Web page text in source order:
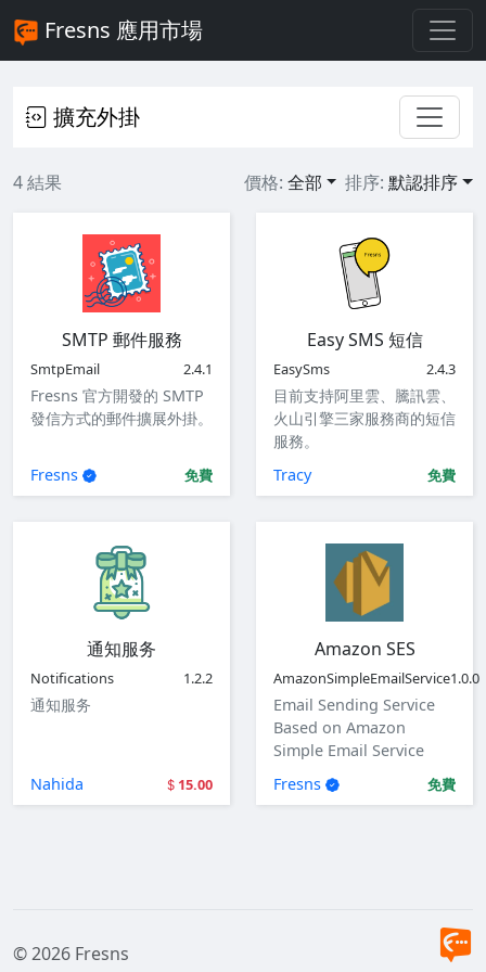
Fresns 應用市場
擴充外掛
4 結果 價格: 全部 排序:默認排序
SMTP 郵件服務
SmtpEmail 2.4.1
Fresns 官方開發的 SMTP
發信方式的郵件擴展外掛。
Fresns 免費
Easy SMS 短信
EasySms 2.4.3
目前支持阿里雲、騰訊雲、
火山引擎三家服務商的短信
服務。
Tracy
免費
通知服务
Notifications 1.2.2
通知服务
Nahida 15.00
Amazon SES
AmazonSimpleEmailService1.0.0
Email Sending Service
Based on Amazon
Simple Email Service
Fresns 免費
© 2026 Fresns